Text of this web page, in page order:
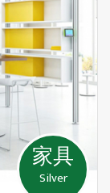
家具
Silver